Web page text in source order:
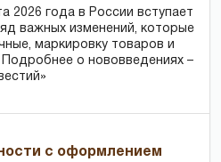
2026 года в России вступает
важных изменений, которые
маркировку товаров и
о нововведениях –
с оформлением